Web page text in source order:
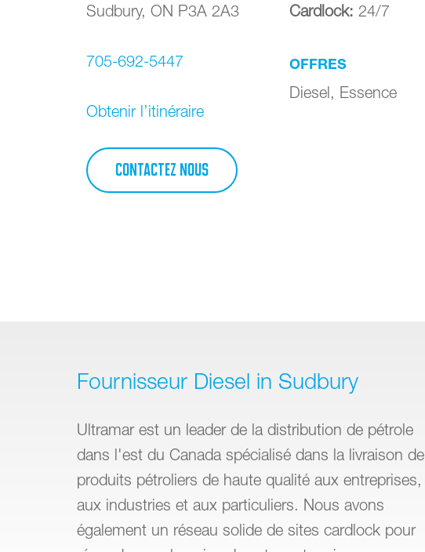
Sudbury, ON P3A 2A3
705-692-5447
Obtenir l’itinéraire
CONTACTEZ NOUS
Cardlock: 24/7
OFFRES
Diesel, Essence
Fournisseur Diesel in Sudbury
Ultramar est un leader de la distribution de pétrole
dans l'est du Canada spécialisé dans la livraison de
produits pétroliers de haute qualité aux entreprises,
aux industries et aux particuliers. Nous avons
également un réseau solide de sites cardlock pour